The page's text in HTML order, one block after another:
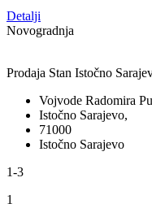
Detalji
Novogradnja
Prodaja Stan Istočno
Vojvode Radomira
Istočno Sarajevo,
71000
Istočno Sarajevo
1-3
1